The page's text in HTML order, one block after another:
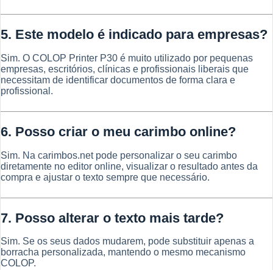
5. Este modelo é indicado para empresas?
Sim. O COLOP Printer P30 é muito utilizado por pequenas
empresas, escritórios, clínicas e profissionais liberais que
necessitam de identificar documentos de forma clara e
profissional.
6. Posso criar o meu carimbo online?
Sim. Na carimbos.net pode personalizar o seu carimbo
diretamente no editor online, visualizar o resultado antes da
compra e ajustar o texto sempre que necessário.
7. Posso alterar o texto mais tarde?
Sim. Se os seus dados mudarem, pode substituir apenas a
borracha personalizada, mantendo o mesmo mecanismo
COLOP.